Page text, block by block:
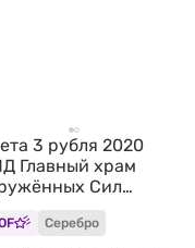
3 рубля 2020
Главный храм
Сил
Воскресения
75 лет Победы
Серебро